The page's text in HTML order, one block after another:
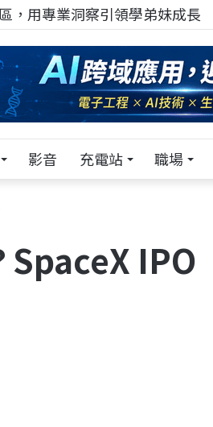
，用專業洞察引領學弟妹成長
影音 充電站 職場
IPO